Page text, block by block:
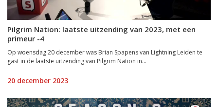
Pilgrim Nation: laatste uitzending van 2023, met een
primeur -4
Op woensdag 20 december was Brian Spapens van Lightning Leiden te
gast in de laatste uitzending van Pilgrim Nation in...
20 december 2023